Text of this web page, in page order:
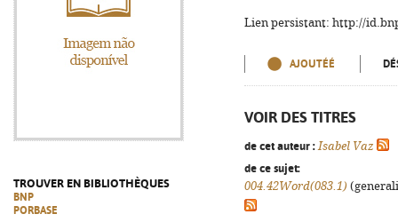
TROUVER EN BIBLIOTHÈQUES
BNP
PORBASE
Lien persistant: http://
AJOUTÉÉ
VOIR DES TITRES
de cet auteur : Isabel Vaz
de ce sujet:
004.42Word(083.1)